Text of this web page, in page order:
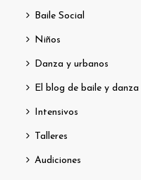
Baile Social
Niños
Danza y urbanos
El blog de baile y danza
Intensivos
Talleres
Audiciones